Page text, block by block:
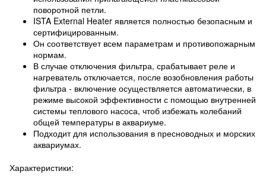
поворотной петли.
ISTA External Heater является полностью безопасным и
сертифицированным.
Он соответствует всем параметрам и противопожарным
нормам.
В случае отключения фильтра, срабатывает реле и
нагреватель отключается, после возобновления работы
фильтра - включение осуществляется автоматически, в
режиме высокой эффективности с помощью внутренней
системы теплового насоса, чтоб избежать колебаний
общей температуры в аквариуме.
Подходит для использования в пресноводных и морских
аквариумах.
Характеристики: